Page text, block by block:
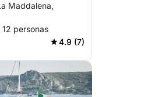
Maddalena,
personas
4.9 (7)